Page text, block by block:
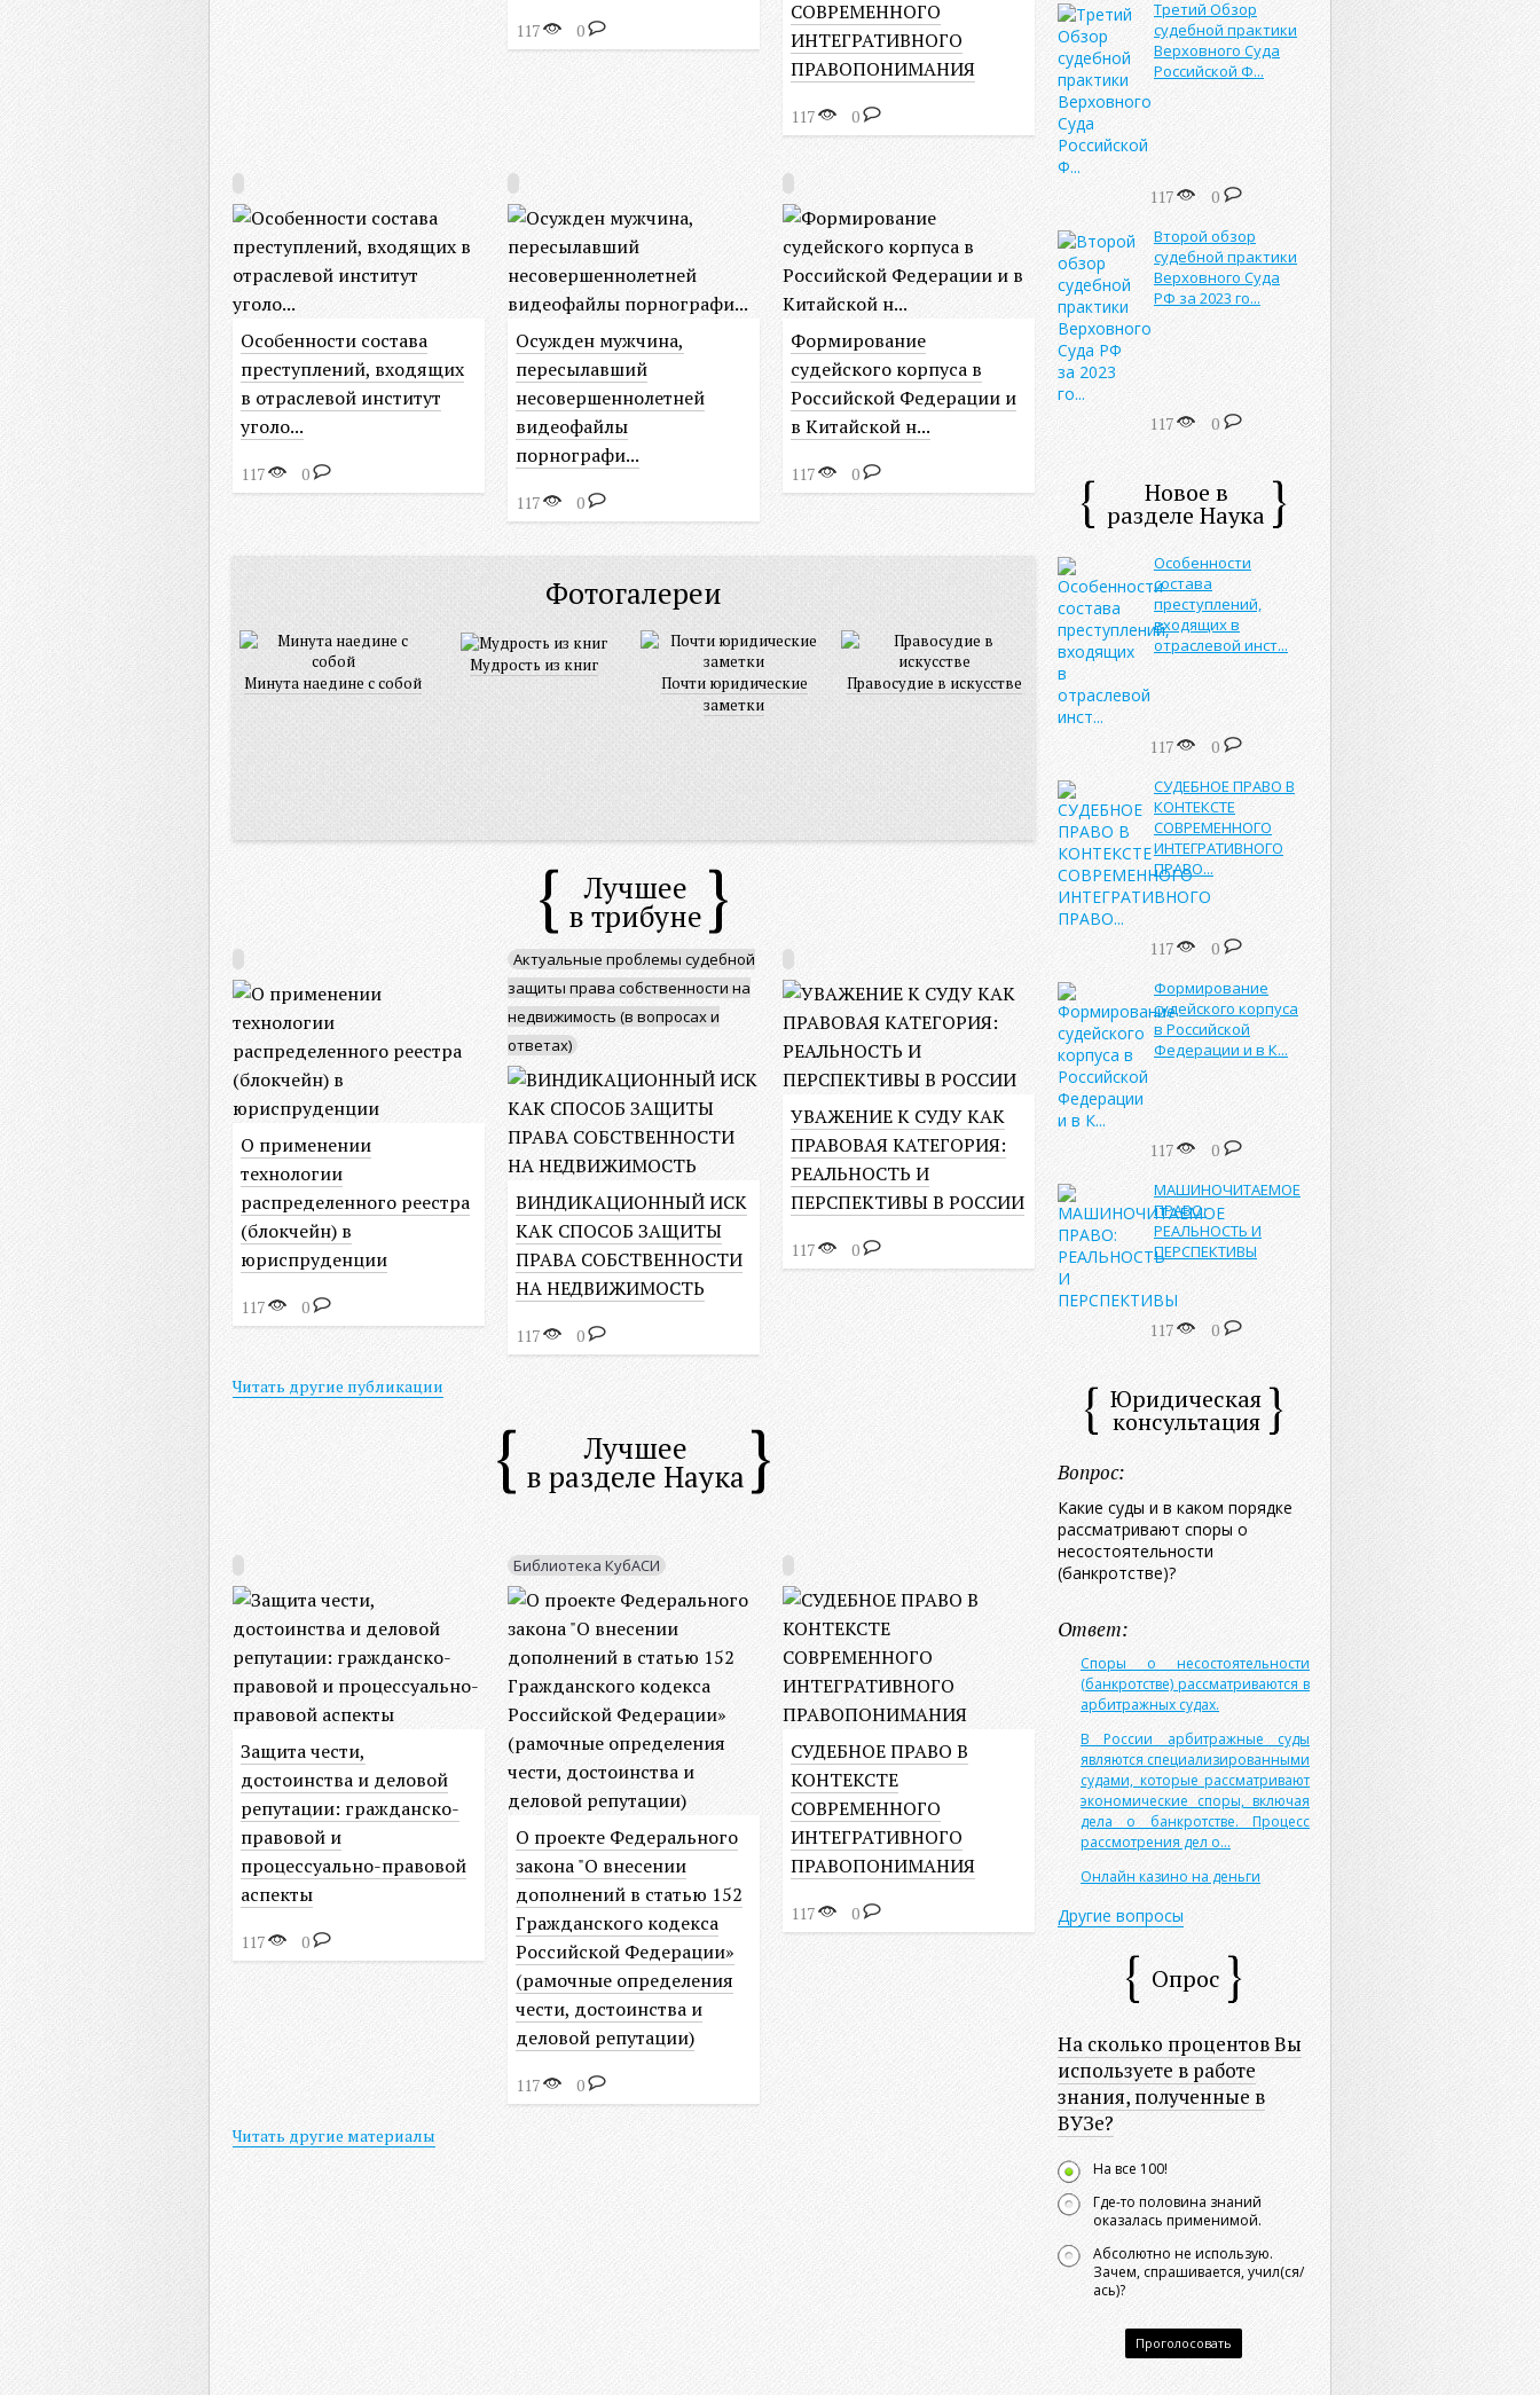
117 0
СОВРЕМЕННОГО
ИНТЕГРАТИВНОГО
ПРАВОПОНИМАНИЯ
117 0
Особенности состава
преступлений, входящих
в отраслевой институт
уголо...
117 0
Осужден мужчина,
пересылавший
несовершеннолетней
видеофайлы
порнографи...
117 0
Формирование
судейского корпуса в
Российской Федерации и
в Китайской н...
117 0
Фотогалереи
Минута наедине с собой
Мудрость из книг
Почти юридические
заметки
Правосудие в искусстве
Лучшее
в трибуне
О применении
технологии
распределенного реестра
(блокчейн) в
юриспруденции
117 0
Актуальные проблемы судебной
защиты права собственности на
недвижимость (в вопросах и
ответах)
ВИНДИКАЦИОННЫЙ ИСК
КАК СПОСОБ ЗАЩИТЫ
ПРАВА СОБСТВЕННОСТИ
НА НЕДВИЖИМОСТЬ
117 0
УВАЖЕНИЕ К СУДУ КАК
ПРАВОВАЯ КАТЕГОРИЯ:
РЕАЛЬНОСТЬ И
ПЕРСПЕКТИВЫ В РОССИИ
117 0
Читать другие публикации
Лучшее
в разделе Наука
Защита чести,
достоинства и деловой
репутации: гражданско-
правовой и
процессуально-правовой
аспекты
117 0
Библиотека КубАСИ
О проекте Федерального
закона "О внесении
дополнений в статью 152
Гражданского кодекса
Российской Федерации»
(рамочные определения
чести, достоинства и
деловой репутации)
117 0
СУДЕБНОЕ ПРАВО В
КОНТЕКСТЕ
СОВРЕМЕННОГО
ИНТЕГРАТИВНОГО
ПРАВОПОНИМАНИЯ
117 0
Читать другие материалы
Третий Обзор
судебной практики
Верховного Суда
Российской Ф...
117 0
Второй обзор
судебной практики
Верховного Суда
РФ за 2023 го...
117 0
Новое в
разделе Наука
Особенности
состава
преступлений,
входящих в
отраслевой инст...
117 0
СУДЕБНОЕ ПРАВО В
КОНТЕКСТЕ
СОВРЕМЕННОГО
ИНТЕГРАТИВНОГО
ПРАВО...
117 0
Формирование
судейского корпуса
в Российской
Федерации и в К...
117 0
МАШИНОЧИТАЕМОЕ
ПРАВО:
РЕАЛЬНОСТЬ И
ПЕРСПЕКТИВЫ
117 0
Юридическая
консультация
Вопрос:
Какие суды и в каком порядке
рассматривают споры о
несостоятельности
(банкротстве)?
Ответ:
Споры о несостоятельности
(банкротстве) рассматриваются в
арбитражных судах.
В России арбитражные суды
являются специализированными
судами, которые рассматривают
экономические споры, включая
дела о банкротстве. Процесс
рассмотрения дел о...
Онлайн казино на деньги
Другие вопросы
Опрос
На сколько процентов Вы
используете в работе
знания, полученные в
ВУЗе?
На все 100!
Где-то половина знаний
оказалась применимой.
Абсолютно не использую.
Зачем, спрашивается, учил(ся/
ась)?
Проголосовать